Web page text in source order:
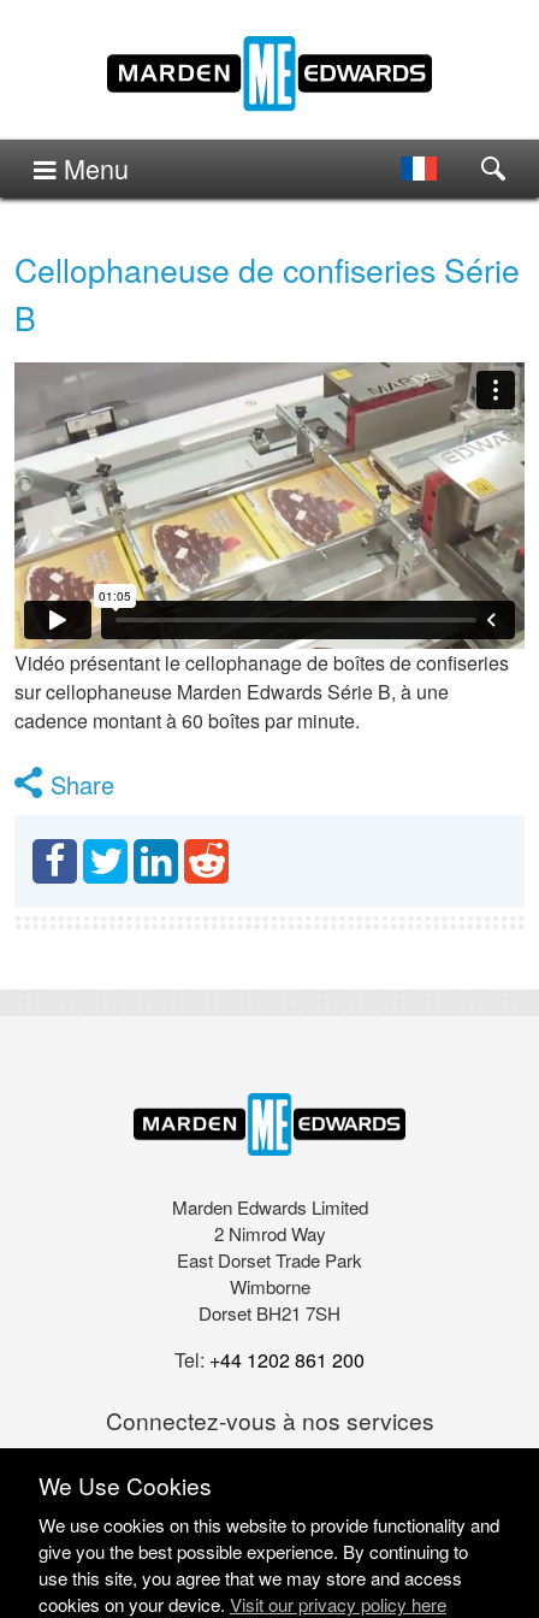
Menu
Cellophaneuse de confiseries Série
B
Vidéo présentant le cellophanage de boîtes de confiseries
sur cellophaneuse Marden Edwards Série B, à une
cadence montant à 60 boîtes par minute.
Share
Marden Edwards Limited
2 Nimrod Way
East Dorset Trade Park
Wimborne
Dorset BH21 7SH
Tel: +44 1202 861 200
Connectez-vous à nos services
We Use Cookies
We use cookies on this website to provide functionality and
give you the best possible experience. By continuing to
use this site, you agree that we may store and access
cookies on your device. Visit our privacy policy here